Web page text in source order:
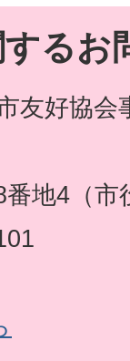
るお
友好協会
地4（市